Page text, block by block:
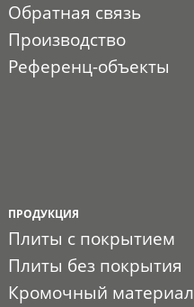
Обратная связь
Производство
Референц-объекты
ПРОДУКЦИЯ
Плиты с покрытием
Плиты без покрытия
Кромочный материал